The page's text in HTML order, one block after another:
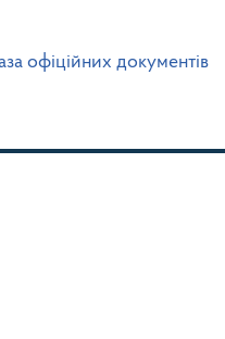
офіційних документів